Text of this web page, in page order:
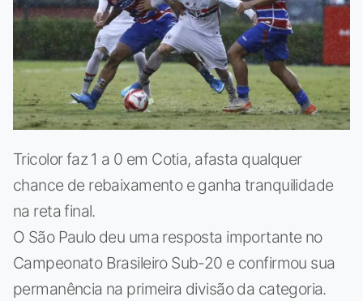
Tricolor faz 1 a 0 em Cotia, afasta qualquer
chance de rebaixamento e ganha tranquilidade
na reta final.
O São Paulo deu uma resposta importante no
Campeonato Brasileiro Sub-20 e confirmou sua
permanência na primeira divisão da categoria.